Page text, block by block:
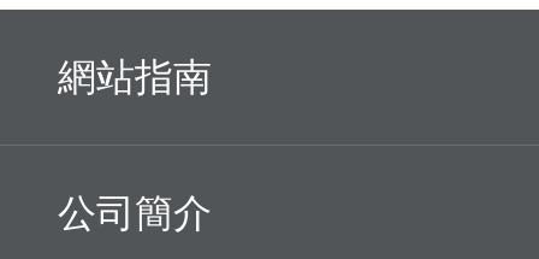
網站指南
公司簡介